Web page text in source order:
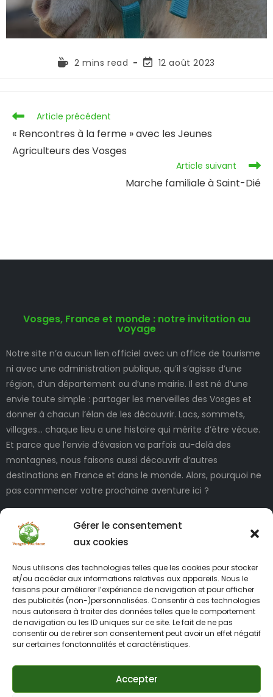
Gérer le consentement
aux cookies
Nous utilisons des technologies telles que les cookies pour stocker
et/ou accéder aux informations relatives aux appareils. Nous le
faisons pour améliorer l’expérience de navigation et pour afficher
des publicités (non-)personnalisées. Consentir à ces technologies
nous autorisera à traiter des données telles que le comportement
de navigation ou les ID uniques sur ce site. Le fait de ne pas
consentir ou de retirer son consentement peut avoir un effet négatif
sur certaines fonctonnalités et caractéristiques.
Accepter
2 mins read 12 août 2023
Article précédent
« Rencontres à la ferme » avec les Jeunes
Agriculteurs des Vosges
Article suivant
Marche familiale à Saint-Dié
Vosges, France et monde : notre invitation au
voyage
Notre site n’a aucun lien officiel avec un office de tourisme
ni avec une administration publique, qu’il s’agisse d’une
région, d’un département ou d’une mairie. Il est né d’une
envie toute simple : partager les merveilles des Vosges et
donner à chacun l’élan de les découvrir. Lacs, sommets,
villages… chaque lieu a une histoire qui mérite d’être vécue.
Et parce que l’envie d’évasion va parfois au-delà des
montagnes, nous faisons aussi découvrir d’autres
destinations en France et dans le monde. Alors, pourquoi ne
pas commencer votre prochaine aventure ici ?
INFORMATIONS LÉGALES